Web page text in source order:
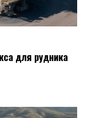
для рудника